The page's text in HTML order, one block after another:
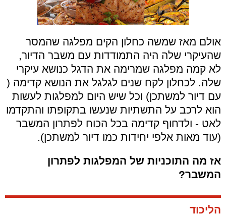
אולם מאז שמשה כחלון הקים מפלגה שהמסר
שהעיקרי שלה היה התמודדות עם משבר הדיור,
לא קמה מפלגה שמרימה את הדגל כנושא עיקרי
שלה. לכחלון לקח שנים לגלגל את הנושא קדימה (
עם דיור למשתכן) וכל שיש היום למפלגות לעשות
הוא לרכב על התשתיות שנעשו בתקופתו והתקדמו
לאט - ולדחוף קדימה בכל הכוח לפתרון המשבר
(עוד מאות אלפי יחידות כמו דיור למשתכן).
אז מה התוכניות של המפלגות לפתרון
המשבר?
הליכוד